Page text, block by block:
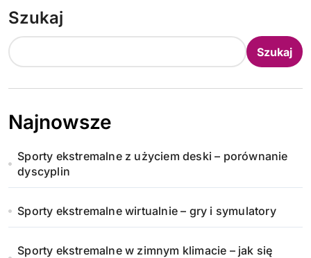
Szukaj
Szukaj
Najnowsze
Sporty ekstremalne z użyciem deski – porównanie
dyscyplin
Sporty ekstremalne wirtualnie – gry i symulatory
Sporty ekstremalne w zimnym klimacie – jak się